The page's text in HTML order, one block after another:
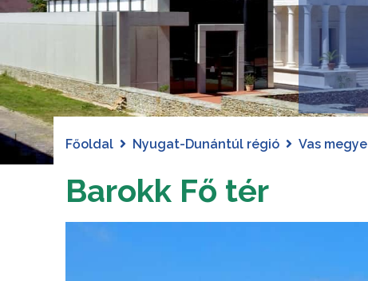
Főoldal Nyugat-Dunántúl régió Vas megye
Barokk Fő tér